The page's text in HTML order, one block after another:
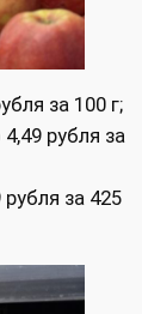
за 100 г;
рубля за
за 425